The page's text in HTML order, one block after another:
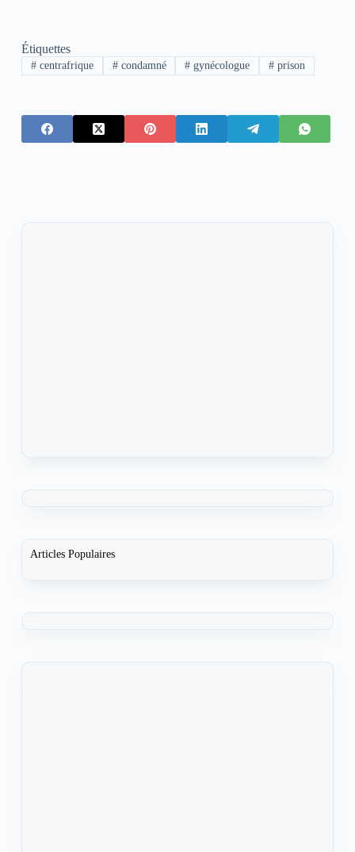
Étiquettes
#centrafrique #condamné # gynécologue # prison
Articles Populaires